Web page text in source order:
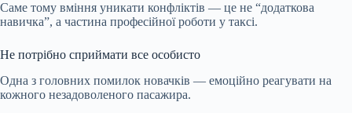
Саме тому вміння уникати конфліктів — це не “додаткова
навичка”, а частина професійної роботи у таксі.
Не потрібно сприймати все особисто
Одна з головних помилок новачків — емоційно реагувати на
кожного незадоволеного пасажира.